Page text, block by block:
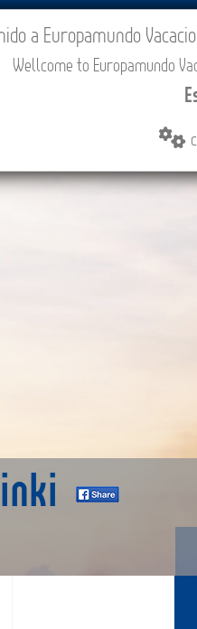
ORIENTE PROMOCIONES
a Europamundo
Wellcome to Europamundo